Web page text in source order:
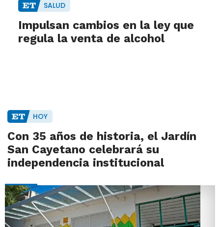
SALUD
Impulsan cambios en la ley que
regula la venta de alcohol
HOY
Con 35 años de historia, el Jardín
San Cayetano celebrará su
independencia institucional